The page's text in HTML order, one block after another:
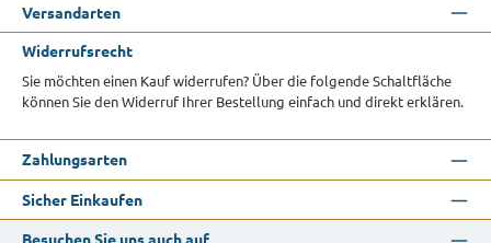
Versandarten
Widerrufsrecht
Sie möchten einen Kauf widerrufen? Über die folgende Schaltfläche
können Sie den Widerruf Ihrer Bestellung einfach und direkt erklären.
Zahlungsarten
Sicher Einkaufen
Besuchen Sie uns auch auf